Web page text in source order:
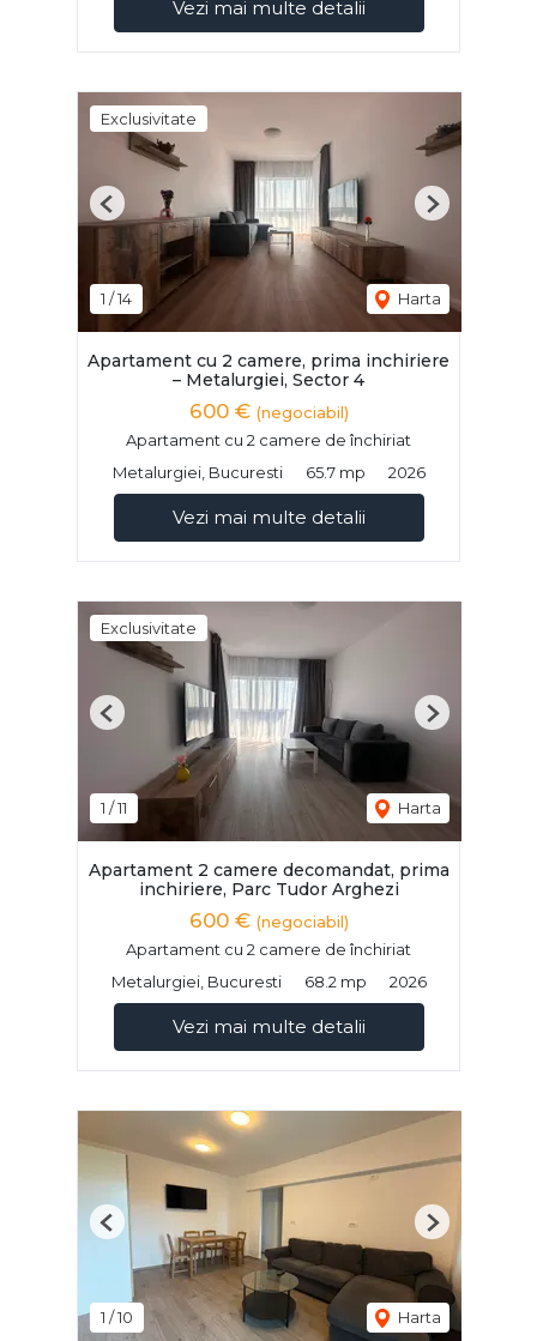
Vezi mai multe detalii
Exclusivitate
1 /14 Harta
Previous Next
Apartament cu 2 camere, prima inchiriere
– Metalurgiei, Sector 4
600 € (negociabil)
Apartament cu 2 camere de închiriat
Metalurgiei, Bucuresti
65.7 mp 2026
Vezi mai multe detalii
Exclusivitate
1 /11 Harta
Previous Next
Apartament 2 camere decomandat, prima
inchiriere, Parc Tudor Arghezi
600 € (negociabil)
Apartament cu 2 camere de închiriat
Metalurgiei, Bucuresti
68.2 mp 2026
Vezi mai multe detalii
1 /10 Harta
Previous Next